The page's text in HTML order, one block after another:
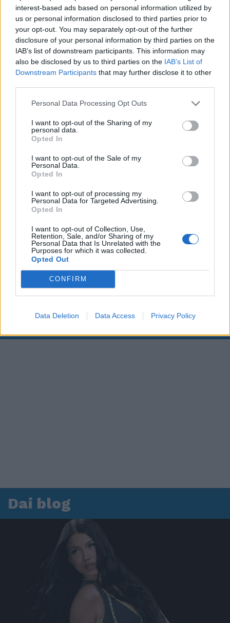
interest-based ads based on personal information utilized by
us or personal information disclosed to third parties prior to
your opt-out. You may separately opt-out of the further
disclosure of your personal information by third parties on the
IAB’s list of downstream participants. This information may
also be disclosed by us to third parties on the IAB’s List of
Downstream Participants that may further disclose it to other
Personal Data Processing Opt Outs
I want to opt-out of the Sharing of my
personal data.
Opted In
I want to opt-out of the Sale of my
Personal Data.
Opted In
I want to opt-out of processing my
Personal Data for Targeted Advertising.
Opted In
I want to opt-out of Collection, Use,
Retention, Sale, and/or Sharing of my
Personal Data that Is Unrelated with the
Purposes for which it was collected.
Opted Out
CONFIRM
Data Deletion Data Access Privacy Policy
00:00 01:16
Leonardo Maria Del Vecchio dall'ex compagna
in ospedale. Le dichiarazioni ai giornalisti
Dai blog